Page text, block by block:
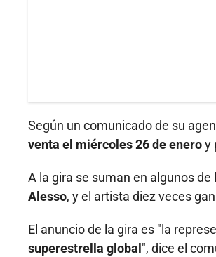
Según un comunicado de su
venta el miércoles 26 de eneroy
A la gira se suman en algunos
Alesso, y el artista diez veces
El anuncio de la gira es "la
superestrella global ", dice el